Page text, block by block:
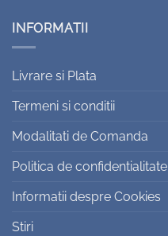
INFORMATII
Livrare si Plata
Termeni si conditii
Modalitati de Comanda
Politica de confidentialitate
Informatii despre Cookies
Stiri